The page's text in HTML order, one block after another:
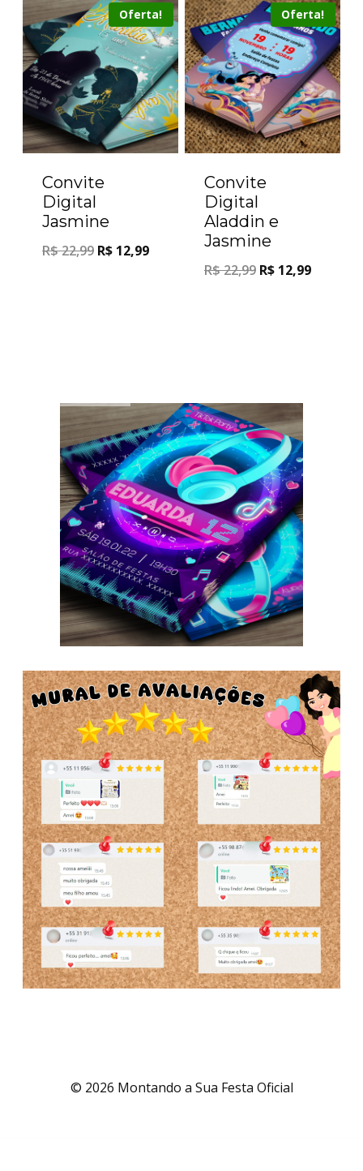
Oferta!
Convite
Digital
Jasmine
R$22,99 R$ 12,99
Oferta!
Convite
Digital
Aladdin e
Jasmine
R$22,99 R$ 12,99
© 2026 Montando a Sua Festa Oficial